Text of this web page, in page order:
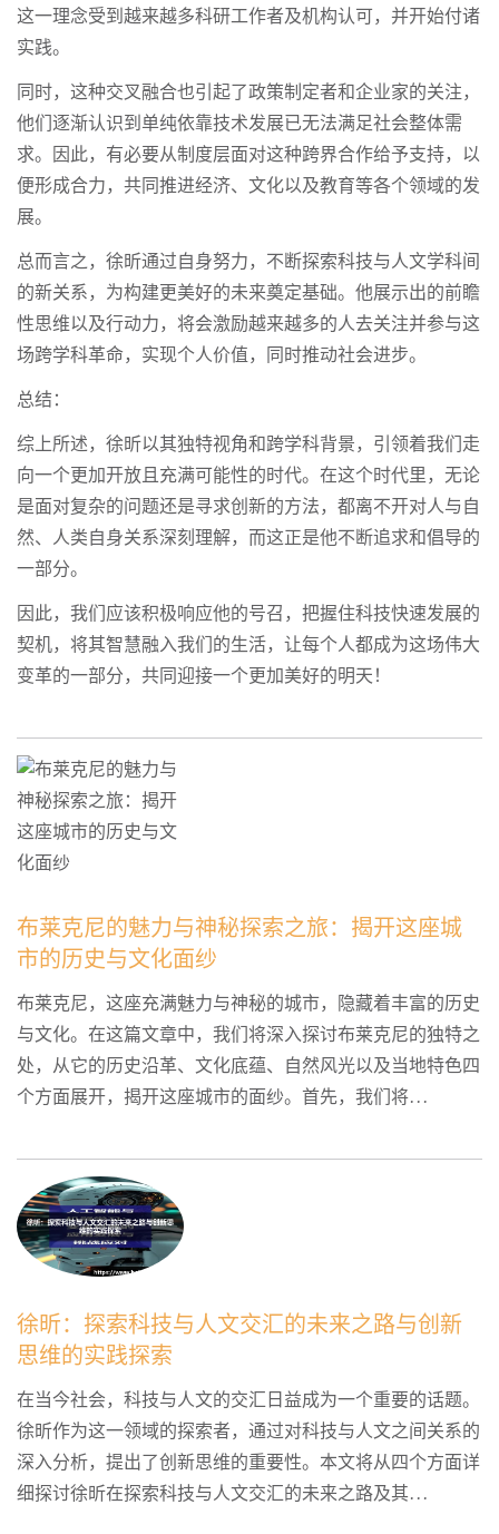
这一理念受到越来越多科研工作者及机构认可，并开始付诸
实践。
同时，这种交叉融合也引起了政策制定者和企业家的关注，
他们逐渐认识到单纯依靠技术发展已无法满足社会整体需
求。因此，有必要从制度层面对这种跨界合作给予支持，以
便形成合力，共同推进经济、文化以及教育等各个领域的发
展。
总而言之，徐昕通过自身努力，不断探索科技与人文学科间
的新关系，为构建更美好的未来奠定基础。他展示出的前瞻
性思维以及行动力，将会激励越来越多的人去关注并参与这
场跨学科革命，实现个人价值，同时推动社会进步。
总结：
综上所述，徐昕以其独特视角和跨学科背景，引领着我们走
向一个更加开放且充满可能性的时代。在这个时代里，无论
是面对复杂的问题还是寻求创新的方法，都离不开对人与自
然、人类自身关系深刻理解，而这正是他不断追求和倡导的
一部分。
因此，我们应该积极响应他的号召，把握住科技快速发展的
契机，将其智慧融入我们的生活，让每个人都成为这场伟大
变革的一部分，共同迎接一个更加美好的明天！
布莱克尼的魅力与神秘探索之旅：揭开这座城
市的历史与文化面纱
布莱克尼，这座充满魅力与神秘的城市，隐藏着丰富的历史
与文化。在这篇文章中，我们将深入探讨布莱克尼的独特之
处，从它的历史沿革、文化底蕴、自然风光以及当地特色四
个方面展开，揭开这座城市的面纱。首先，我们将...
徐昕：探索科技与人文交汇的未来之路与创新
思维的实践探索
在当今社会，科技与人文的交汇日益成为一个重要的话题。
徐昕作为这一领域的探索者，通过对科技与人文之间关系的
深入分析，提出了创新思维的重要性。本文将从四个方面详
细探讨徐昕在探索科技与人文交汇的未来之路及其...